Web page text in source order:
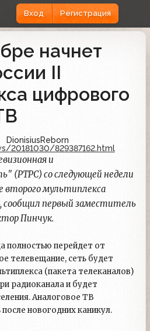
Вход Регистрация
начнет
II
цифрового
DionisiusReborn
20181030/829387162.html
и
(РТРС) со следующей недели
второго мультиплекса
сообщил первый заместитель
Пинчук.
полностью перейдет от
телевещание, сеть будет
(пакета телеканалов)
радиоканала и будет
Аналоговое ТВ
новогодних каникул.